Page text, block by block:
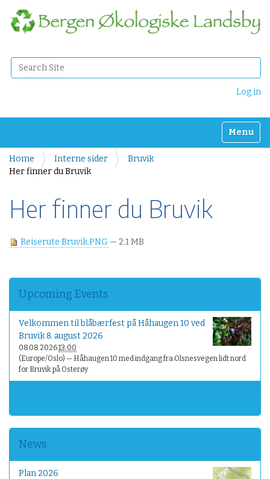
Search Site
Log in
Toggle
Home Interne sider
Bruvik
Her finner du Bruvik
Her finner du Bruvik
Reiserute Bruvik.PNG — 2.1 MB
Upcoming Events
Velkommen til blåbærfest på Håhaugen 10 ved
Bruvik 8. august 2026
08.08.202613:00
(Europe/Oslo) — Håhaugen 10 med indgang fra Olsnesvegen lidt nord
for Bruvik på Osterøy
News
Plan 2026